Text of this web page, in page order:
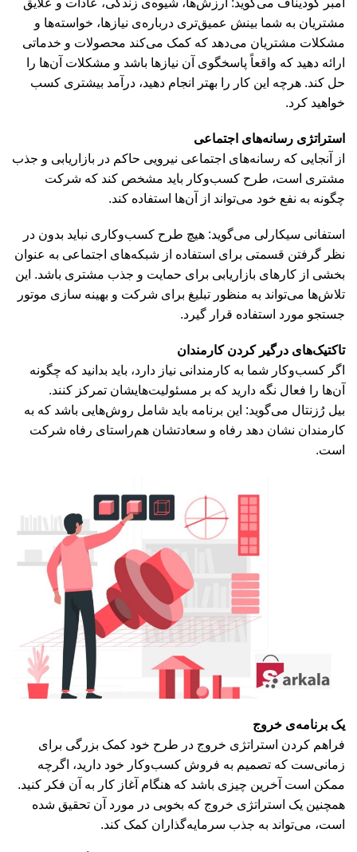
آمبر گودیناف می‌گوید: ارزش‌ها، شیوه‌ی زندگی، عادات و علایق
مشتریان به شما بینش عمیق‌تری درباره‌ی نیازها، خواسته‌ها و
مشکلات مشتریان می‌دهد که کمک می‌کند محصولات و خدماتی
ارائه دهید که واقعاً پاسخگوی آن نیازها باشد و مشکلات آن‌ها را
حل کند. هرچه این کار را بهتر انجام دهید، درآمد بیشتری کسب
خواهید کرد.
استراتژی رسانه‌های اجتماعی
از آنجایی که رسانه‌های اجتماعی نیرویی حاکم در بازاریابی و جذب
مشتری است، طرح کسب‌وکار باید مشخص کند که شرکت
چگونه به نفع خود می‌تواند از آن‌ها استفاده کند.
استفانی سیکارلی می‌گوید: هیچ طرح کسب‌وکاری نباید بدون در
نظر گرفتن قسمتی برای استفاده از شبکه‌های اجتماعی به عنوان
بخشی از کارهای بازاریابی برای حمایت و جذب مشتری باشد. این
تلاش‌ها می‌تواند به منظور تبلیغ برای شرکت و بهینه سازی موتور
جستجو مورد استفاده قرار گیرد.
تاکتیک‌های درگیر کردن کارمندان
اگر کسب‌وکار شما به کارمندانی نیاز دارد، باید بدانید که چگونه
آن‌ها را فعال نگه دارید که بر مسئولیت‌هایشان تمرکز کنند.
بیل رُزنتال می‌گوید: این برنامه باید شامل روش‌هایی باشد که به
کارمندان نشان دهد رفاه و سعادتشان هم‌راستای رفاه شرکت
است.
یک برنامه‌ی خروج
فراهم کردن استراتژی خروج در طرح خود کمک بزرگی برای
زمانی‌ست که تصمیم به فروش کسب‌وکار خود دارید، اگرچه
ممکن است آخرین چیزی باشد که هنگام آغاز کار به آن فکر کنید.
همچنین یک استراتژی خروج که بخوبی در مورد آن تحقیق شده
است، می‌تواند به جذب سرمایه‌گذاران کمک کند.